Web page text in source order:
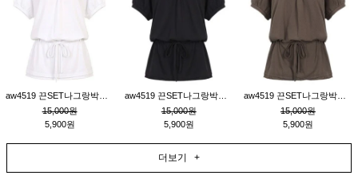
15,000원
5,900원
15,000원
5,900원
15,000원
5,900원
더보기 +